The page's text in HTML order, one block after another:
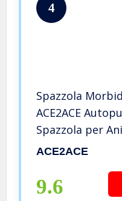
4
Spazzola
ACE2ACE
Spazzola per
dei pallini di
Graffiano Sulla
ACE2ACE
9.6